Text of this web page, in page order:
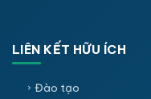
LIÊN KẾT HỮU ÍCH
Đào tạo